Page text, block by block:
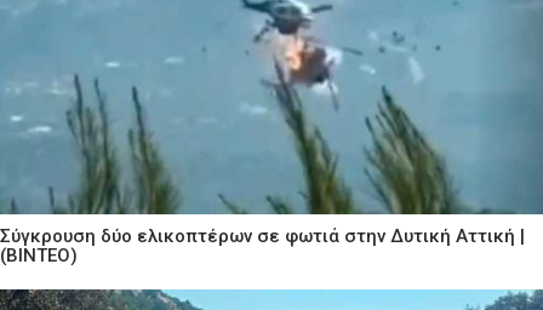
Σύγκρουση δύο ελικοπτέρων σε φωτιά στην Δυτική Αττική |
(ΒΙΝΤΕΟ)